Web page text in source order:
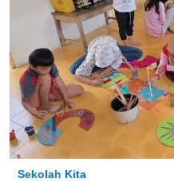
Sekolah Kita